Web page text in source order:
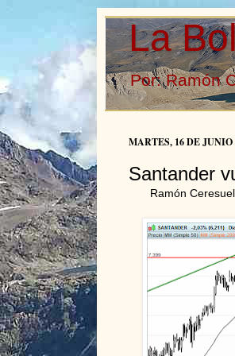
La
Por: Ramón
MARTES, 16 DE JUNIO
Santander
Ramón